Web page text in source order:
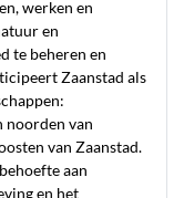
werken en
en
te beheren en
Zaanstad als
noorden van
van Zaanstad.
aan
en het